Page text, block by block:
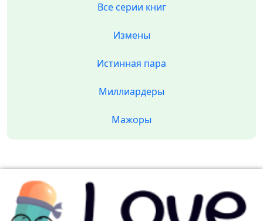
Все серии книг
Измены
Истинная пара
Миллиардеры
Мажоры